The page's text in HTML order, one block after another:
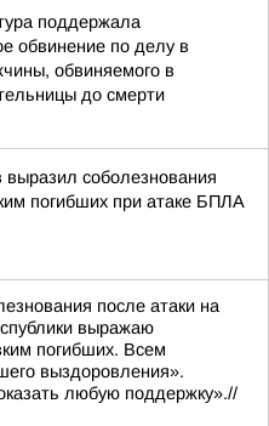
поддержала
обвинение по делу в
обвиняемого в
до смерти
соболезнования
погибших при атаке БПЛА
после атаки на
выражаю
погибших. Всем
выздоровления».
любую поддержку».//